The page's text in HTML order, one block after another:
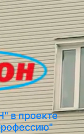
в проекте